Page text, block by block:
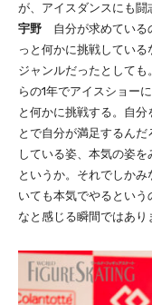
が、アイスダンスにも闘
宇野 自分が求めている
っと何かに挑戦してい
ジャンルだったとして
らの1年でアイスショー
と何かに挑戦する。自
とで自分が満足するん
している姿、本気の姿
というか。それでしか
いても本気でやるとい
なと感じる瞬間ではあり